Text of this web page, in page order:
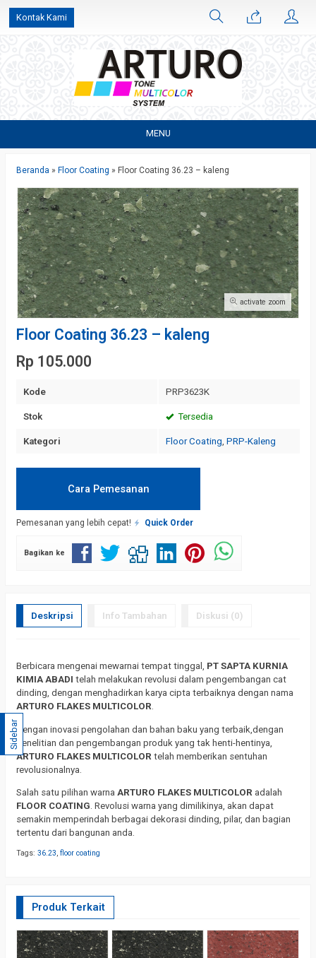
Kontak Kami
MENU
Beranda » Floor Coating » Floor Coating 36.23 – kaleng
activate zoom
Floor Coating 36.23 – kaleng
Rp 105.000
Kode PRP3623K
Stok Tersedia
Kategori Floor Coating, PRP-Kaleng
Cara Pemesanan
Pemesanan yang lebih cepat! Quick Order
Bagikan ke
Deskripsi Info Tambahan Diskusi (0)
Berbicara mengenai mewarnai tempat tinggal, PT SAPTA KURNIA
KIMIA ABADI telah melakukan revolusi dalam pengembangan cat
dinding, dengan menghadirkan karya cipta terbaiknya dengan nama
ARTURO FLAKES MULTICOLOR.
Dengan inovasi pengolahan dan bahan baku yang terbaik,dengan
penelitian dan pengembangan produk yang tak henti-hentinya,
ARTURO FLAKES MULTICOLOR telah memberikan sentuhan
revolusionalnya.
Salah satu pilihan warna ARTURO FLAKES MULTICOLOR adalah
FLOOR COATING . Revolusi warna yang dimilikinya, akan dapat
semakin memperindah berbagai dekorasi dinding, pilar, dan bagian
tertentu dari bangunan anda.
Tags: 36.23, floor coating
Produk Terkait
Sidebar